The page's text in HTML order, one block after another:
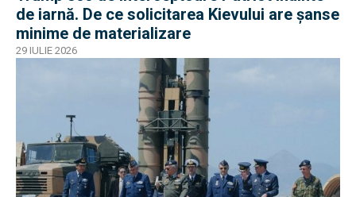
de iarnă. De ce solicitarea Kievului are șanse
minime de materializare
29 IULIE 2026